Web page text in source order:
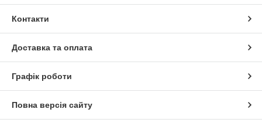
Контакти
Доставка та оплата
Графік роботи
Повна версія сайту